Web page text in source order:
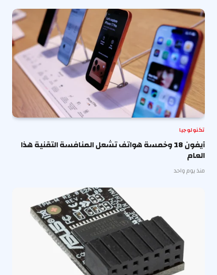
تكنولوجيا
آيفون 18 وخمسة هواتف تشعل المنافسة التقنية هذا
العام
منذ يوم واحد